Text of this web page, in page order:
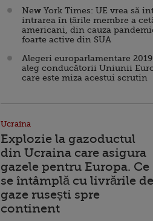
New York Times: UE vrea să
intrarea în țările membre a
americani, din cauza
foarte active din SUA
Alegeri europarlamentare
aleg conducătorii Uniunii
care este miza acestui scrutin
Ucraina
Explozie la gazoductul
din Ucraina care asigura
gazele pentru Europa. Ce
se întâmplă cu livrările de
gaze rusești spre
continent